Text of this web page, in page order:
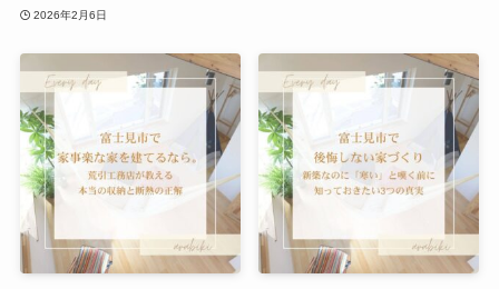
2026年2月6日